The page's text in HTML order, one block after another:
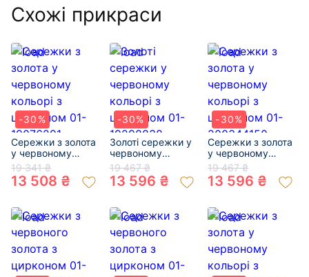
Схожі прикраси
-30%
Сережки з золота
у червоному
кольорі з
цирконом 01-
19076291
19 341 ₴
13 508 ₴
-30%
Золоті сережки у
червоному
кольорі з
цирконом 01-
19298838
19 467 ₴
13 596 ₴
-30%
Сережки з золота
у червоному
кольорі з
цирконом 01-
200344150
19 467 ₴
13 596 ₴